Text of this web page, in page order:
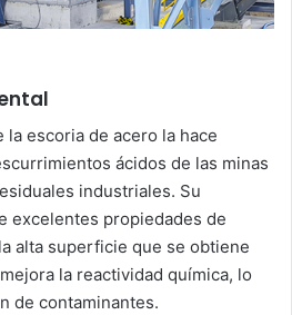
la escoria de acero la hace
ácidos de las minas
industriales. Su
excelentes propiedades de
alta superficie que se obtiene
la reactividad química, lo
de contaminantes.